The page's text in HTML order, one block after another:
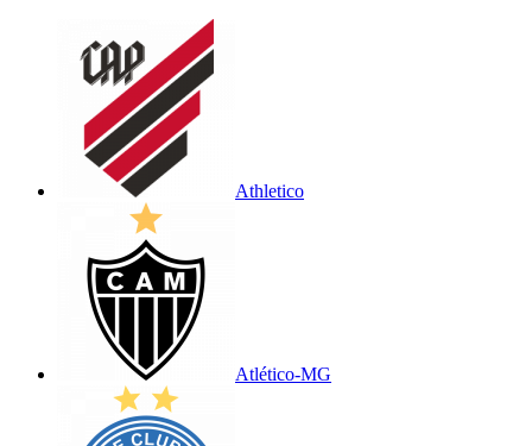
Athletico
Atlético-MG